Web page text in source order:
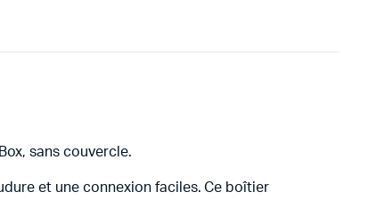
sans couvercle.
et une connexion faciles. Ce boîtier